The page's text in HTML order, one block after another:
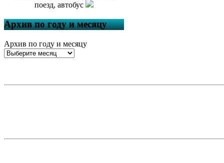
поезд, автобус
Архив по году и месяцу
Архив по году и месяцу